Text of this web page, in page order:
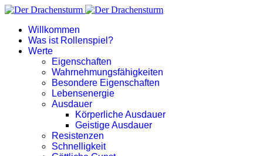
Willkommen
Was ist Rollenspiel?
Werte
Eigenschaften
Wahrnehmungsfähigkeiten
Besondere Eigenschaften
Lebensenergie
Ausdauer
Körperliche Ausdauer
Geistige Ausdauer
Resistenzen
Schnelligkeit